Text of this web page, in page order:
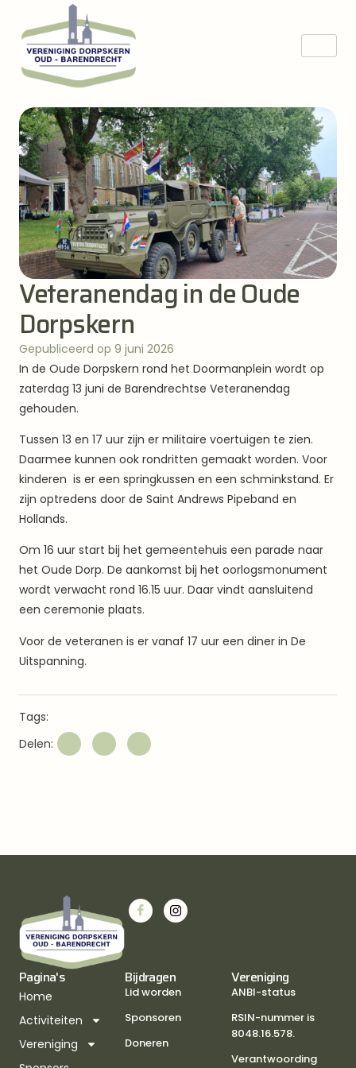
Veteranendag in de Oude
Dorpskern
Gepubliceerd op 9 juni 2026
In de Oude Dorpskern rond het Doormanplein wordt op
zaterdag 13 juni de Barendrechtse Veteranendag
gehouden.
Tussen 13 en 17 uur zijn er militaire voertuigen te zien.
Daarmee kunnen ook rondritten gemaakt worden. Voor
kinderen is er een springkussen en een schminkstand. Er
zijn optredens door de Saint Andrews Pipeband en
Hollands.
Om 16 uur start bij het gemeentehuis een parade naar
het Oude Dorp. De aankomst bij het oorlogsmonument
wordt verwacht rond 16.15 uur. Daar vindt aansluitend
een ceremonie plaats.
Voor de veteranen is er vanaf 17 uur een diner in De
Uitspanning.
Tags:
Delen:
Bijdragen
Lid worden
Sponsoren
Doneren
Vereniging
ANBI-status
RSIN-nummer is
8048.16.578.
Verantwoording
Pagina's
Home
Activiteiten
Vereniging